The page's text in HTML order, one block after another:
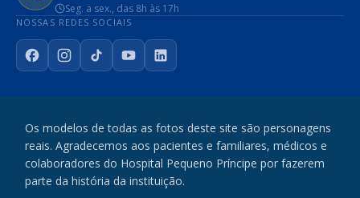
Seg. a sex., das 8h às 17h
NOSSAS REDES SOCIAIS
FacebookInstagram
TikTokYouTubeLinkedIn
Os modelos de todas as fotos deste site são personagens
reais. Agradecemos aos pacientes e familiares, médicos e
colaboradores do Hospital Pequeno Príncipe por fazerem
parte da história da instituição.